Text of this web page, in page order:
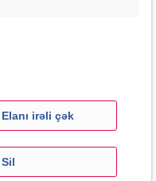
Elanı irəli çək
Sil